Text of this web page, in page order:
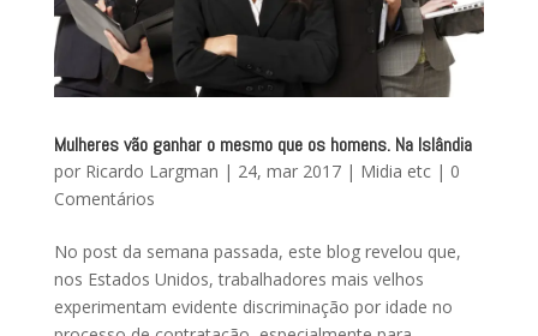
Mulheres vão ganhar o mesmo que os homens. Na Islândia
por Ricardo Largman | 24, mar 2017| Midia etc| 0
Comentários
No post da semana passada, este blog revelou que,
nos Estados Unidos, trabalhadores mais velhos
experimentam evidente discriminação por idade no